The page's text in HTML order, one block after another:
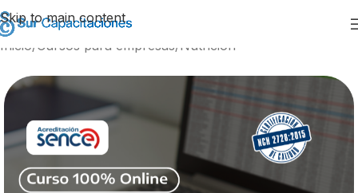
Skip to main content
Inicio/ Cursos para empresas/ Nutrición